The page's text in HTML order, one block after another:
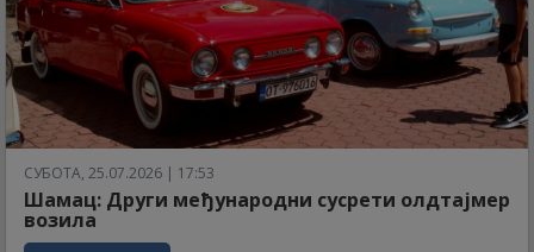
СУБОТА, 25.07.2026 | 17:53
Шамац: Други међународни сусрети олдтајмер
возила